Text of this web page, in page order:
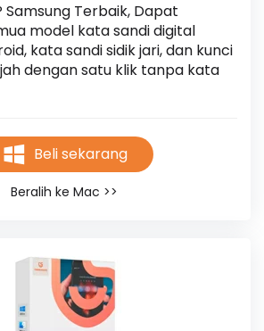
Samsung Terbaik, Dapat
model kata sandi digital
kata sandi sidik jari, dan kunci
dengan satu klik tanpa kata
Beli sekarang
Beralih ke Mac >>